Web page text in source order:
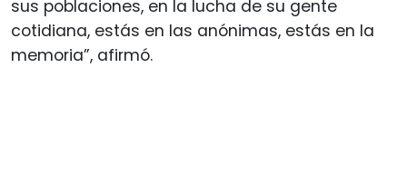
sus poblaciones, en la lucha de su gente
cotidiana, estás en las anónimas, estás en la
memoria”, afirmó.